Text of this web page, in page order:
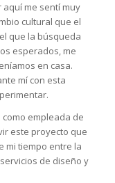
me sentí muy
cultural que el
que la búsqueda
esperados, me
en casa.
mí con esta
empleada de
este proyecto que
mi tiempo entre la
de diseño y